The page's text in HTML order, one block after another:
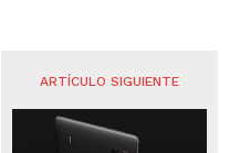
ARTÍCULO SIGUIENTE